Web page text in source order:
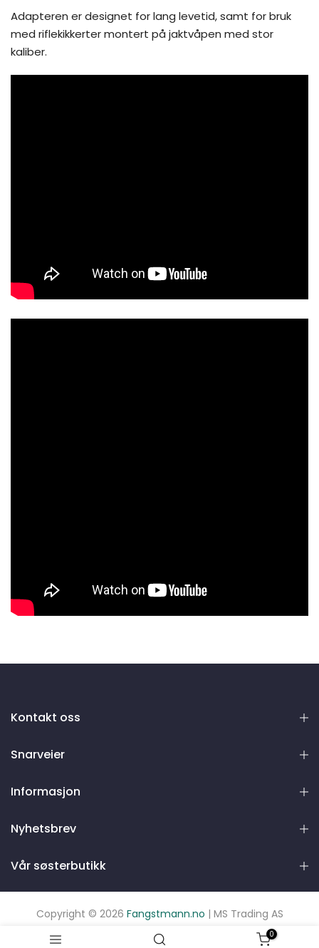
Adapteren er designet for lang levetid, samt for bruk
med riflekikkerter montert på jaktvåpen med stor
kaliber.
Kontakt oss
Snarveier
Informasjon
Nyhetsbrev
Vår søsterbutikk
Copyright © 2026 Fangstmann.no | MS Trading AS
0